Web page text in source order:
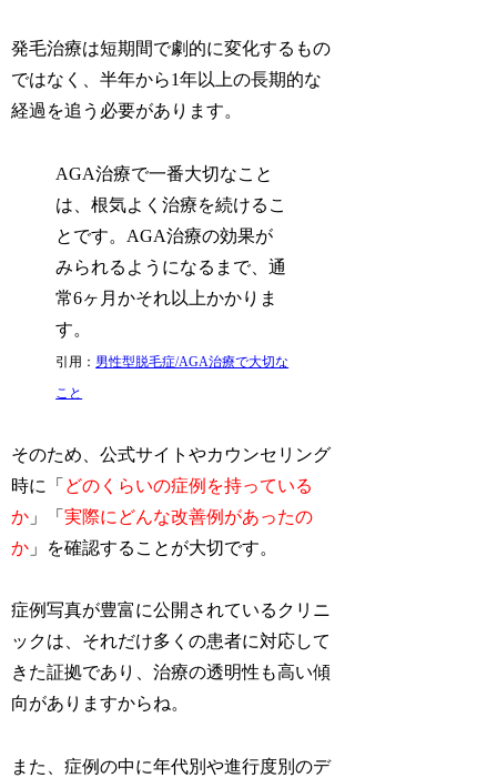
発毛治療は短期間で劇的に変化するもの
ではなく、半年から1年以上の長期的な
経過を追う必要があります。
AGA治療で一番大切なこと
は、根気よく治療を続けるこ
とです。AGA治療の効果が
みられるようになるまで、通
常6ヶ月かそれ以上かかりま
す。
引用： 男性型脱毛症/AGA治療で大切な
こと
そのため、公式サイトやカウンセリング
時に「 どのくらいの症例を持っている
か 」「実際にどんな改善例があったの
か 」を確認することが大切です。
症例写真が豊富に公開されているクリニ
ックは、それだけ多くの患者に対応して
きた証拠であり、治療の透明性も高い傾
向がありますからね。
また、症例の中に年代別や進行度別のデ